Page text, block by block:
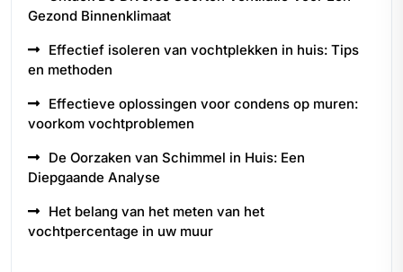
Gezond Binnenklimaat
Effectief isoleren van vochtplekken in huis: Tips
en methoden
Effectieve oplossingen voor condens op muren:
voorkom vochtproblemen
De Oorzaken van Schimmel in Huis: Een
Diepgaande Analyse
Het belang van het meten van het
vochtpercentage in uw muur